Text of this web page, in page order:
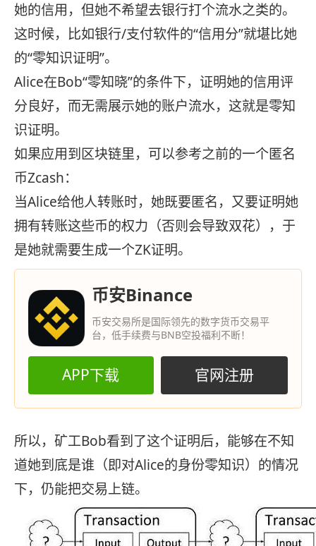
她的信用，但她不希望去银行打个流水之类的。
这时候，比如银行/支付软件的“信用分”就堪比她
的“零知识证明”。
Alice在Bob“零知晓”的条件下，证明她的信用评
分良好，而无需展示她的账户流水，这就是零知
识证明。
如果应用到区块链里，可以参考之前的一个匿名
币Zcash：
当Alice给他人转账时，她既要匿名，又要证明她
拥有转账这些币的权力（否则会导致双花），于
是她就需要生成一个ZK证明。
币安Binance
币安交易所是国际领先的数字货币交易平
台，低手续费与BNB空投福利不断！
APP下载 官网注册
所以，矿工Bob看到了这个证明后，能够在不知
道她到底是谁（即对Alice的身份零知识）的情况
下，仍能把交易上链。